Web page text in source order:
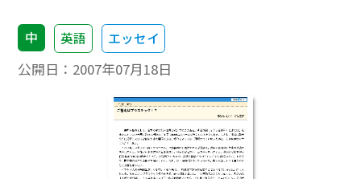
中 英語 エッセイ
公開日： 2007年07月18日